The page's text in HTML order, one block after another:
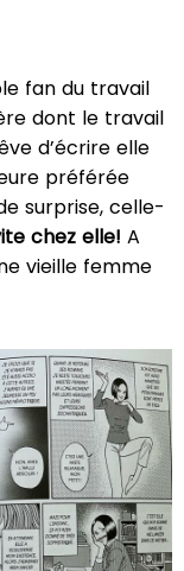
fan du travail
dont le travail
d’écrire elle
préférée
surprise, celle-
chez elle! A
vieille femme